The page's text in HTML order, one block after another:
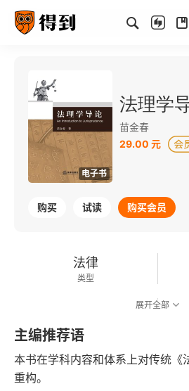
电子书
法理学
苗金春
29.00 元
购买 试读 购买会员
法律
类型
展开全部
主编推荐语
本书在学科内容和体系上对传统《
重构。